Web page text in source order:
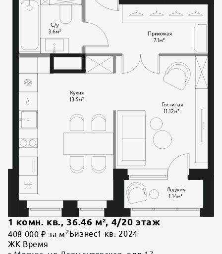
1 комн. кв., 36.46 м², 4/20 этаж
408 000 ₽ за м 2 Бизнес1 кв. 2024
ЖК Время